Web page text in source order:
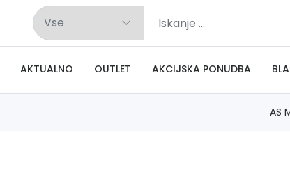
AKTUALNO OUTLET AKCIJSKA PONUDBA
AS